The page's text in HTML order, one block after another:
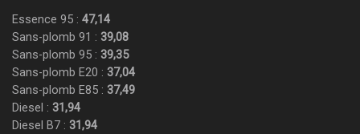
Essence 95 : 47,14
Sans-plomb 91 : 39,08
Sans-plomb 95 : 39,35
Sans-plomb E20 : 37,04
Sans-plomb E85 : 37,49
Diesel : 31,94
Diesel B7 : 31,94